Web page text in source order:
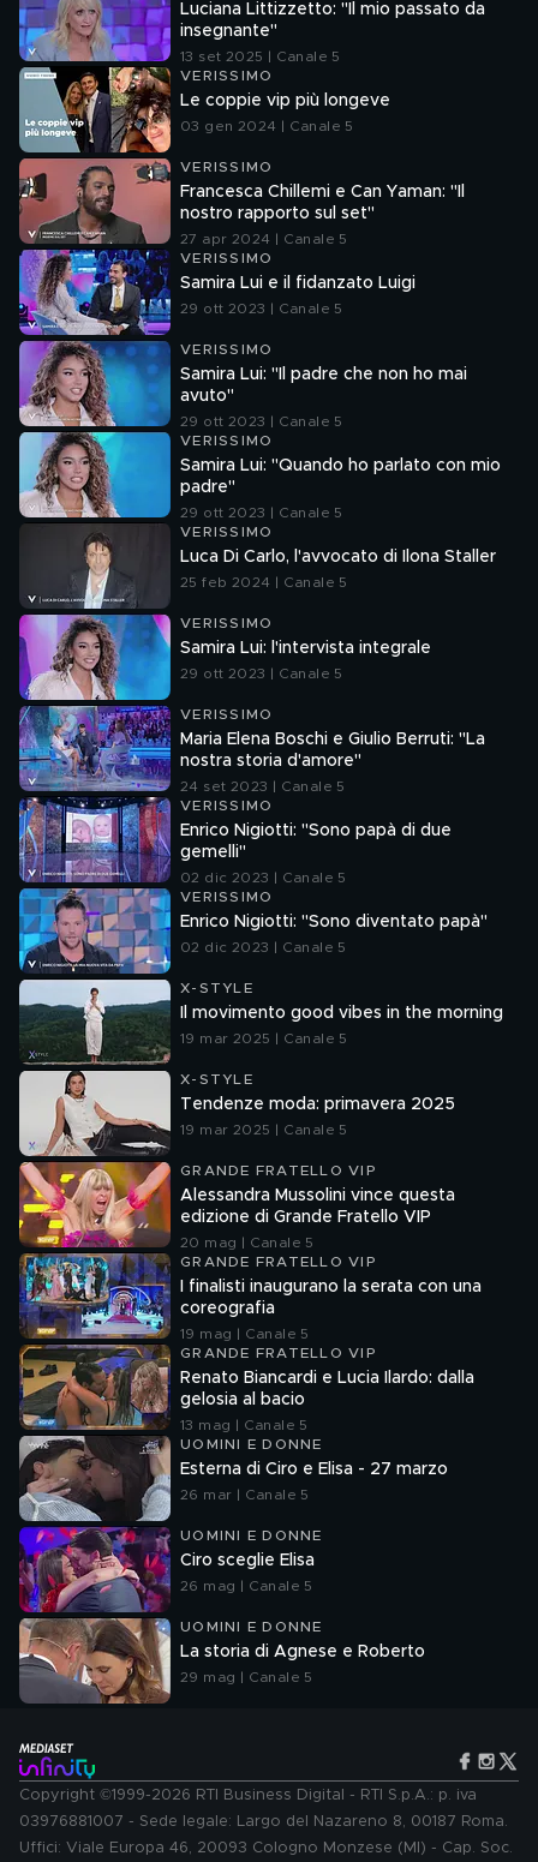
Luciana Littizzetto: "Il mio passato da
insegnante"
13 set 2025 | Canale 5
VERISSIMO
Le coppie vip più longeve
03 gen 2024 | Canale 5
VERISSIMO
Francesca Chillemi e Can Yaman: "Il
nostro rapporto sul set"
27 apr 2024 | Canale 5
VERISSIMO
Samira Lui e il fidanzato Luigi
29 ott 2023 | Canale 5
VERISSIMO
Samira Lui: "Il padre che non ho mai
avuto"
29 ott 2023 | Canale 5
VERISSIMO
Samira Lui: "Quando ho parlato con mio
padre"
29 ott 2023 | Canale 5
VERISSIMO
Luca Di Carlo, l'avvocato di Ilona Staller
25 feb 2024 | Canale 5
VERISSIMO
Samira Lui: l'intervista integrale
29 ott 2023 | Canale 5
VERISSIMO
Maria Elena Boschi e Giulio Berruti: "La
nostra storia d'amore"
24 set 2023 | Canale 5
VERISSIMO
Enrico Nigiotti: "Sono papà di due
gemelli"
02 dic 2023 | Canale 5
VERISSIMO
Enrico Nigiotti: "Sono diventato papà"
02 dic 2023 | Canale 5
X-STYLE
Il movimento good vibes in the morning
19 mar 2025 | Canale 5
X-STYLE
Tendenze moda: primavera 2025
19 mar 2025 | Canale 5
GRANDE FRATELLO VIP
Alessandra Mussolini vince questa
edizione di Grande Fratello VIP
20 mag | Canale 5
GRANDE FRATELLO VIP
I finalisti inaugurano la serata con una
coreografia
19 mag | Canale 5
GRANDE FRATELLO VIP
Renato Biancardi e Lucia Ilardo: dalla
gelosia al bacio
13 mag | Canale 5
UOMINI E DONNE
Esterna di Ciro e Elisa - 27 marzo
26 mar | Canale 5
UOMINI E DONNE
Ciro sceglie Elisa
26 mag | Canale 5
UOMINI E DONNE
La storia di Agnese e Roberto
29 mag | Canale 5
Copyright ©1999-2026 RTI Business Digital - RTI S.p.A.: p. iva
03976881007 - Sede legale: Largo del Nazareno 8, 00187 Roma.
Uffici: Viale Europa 46, 20093 Cologno Monzese (MI) - Cap. Soc.